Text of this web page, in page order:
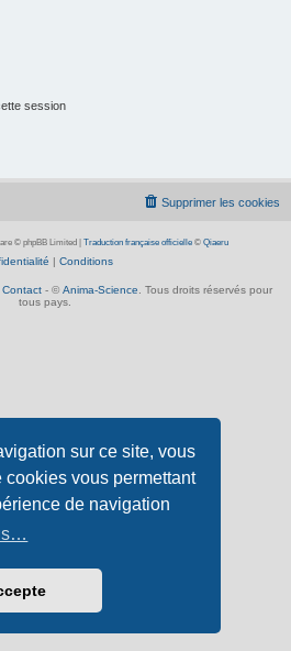
sur ce site, vous
cookies vous permettant
de navigation
session
Supprimer les cookies
© phpBB Limited Traduction française officielle© Qiaeru
| Conditions
Contact - © Anima-Science . Tous droits réservés pour
tous pays.